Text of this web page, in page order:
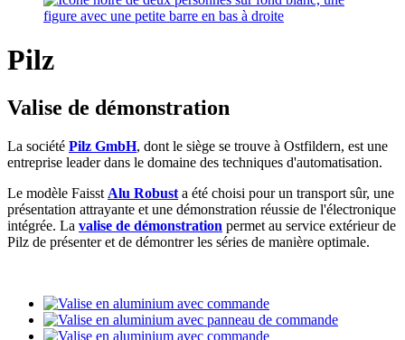
Pilz
Valise de démonstration
La société Pilz GmbH, dont le siège se trouve à Ostfildern, est une
entreprise leader dans le domaine des techniques d'automatisation.
Le modèle Faisst Alu Robust a été choisi pour un transport sûr, une
présentation attrayante et une démonstration réussie de l'électronique
intégrée. La valise de démonstration permet au service extérieur de
Pilz de présenter et de démontrer les séries de manière optimale.